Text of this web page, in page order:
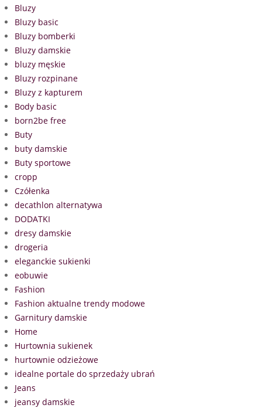
Bluzy
Bluzy basic
Bluzy bomberki
Bluzy damskie
bluzy męskie
Bluzy rozpinane
Bluzy z kapturem
Body basic
born2be free
Buty
buty damskie
Buty sportowe
cropp
Czółenka
decathlon alternatywa
DODATKI
dresy damskie
drogeria
eleganckie sukienki
eobuwie
Fashion
Fashion aktualne trendy modowe
Garnitury damskie
Home
Hurtownia sukienek
hurtownie odzieżowe
idealne portale do sprzedaży ubrań
Jeans
jeansy damskie